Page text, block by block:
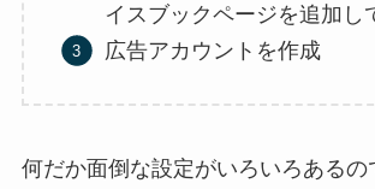
イスブックページを追加し
広告アカウントを作成
何だか面倒な設定がいろいろあるの